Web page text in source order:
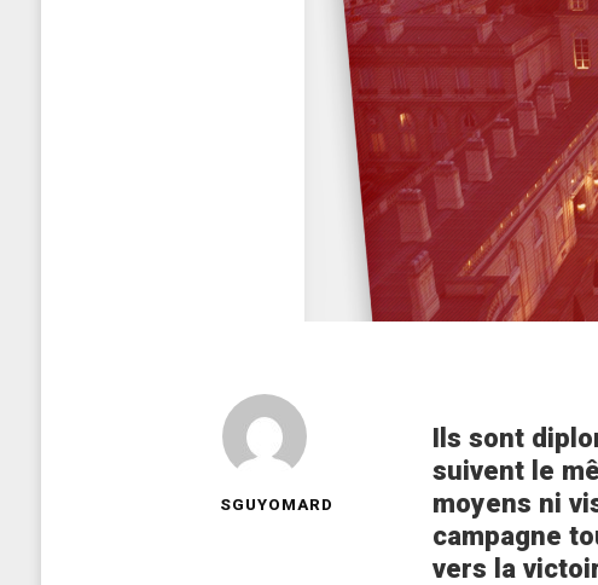
SGUYOMARD
Ils sont
suivent le
moyens ni
campagne
vers la